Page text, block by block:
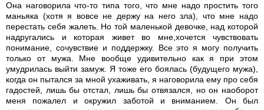
Она наговорила что-то типа того, что мне надо простить того
маньяка (хотя я вовсе не держу на него зла), что мне надо
перестать себя жалеть. Но той маленькой девочке, над которой
надругались и которая живет во мне,хочется чувствовать
понимание, сочувствие и поддержку. Все это я могу получить
только от мужа. Мне вообще удивительно как я при этом
умудрилась выйти замуж. Я тоже его боялась (будущего мужа),
когда он пытался за мной ухаживать, я наговорила ему про себя
гадостей, лишь бы отстал, лишь бы отвязался, но он наоборот
меня пожалел и окружил заботой и вниманием. Он был